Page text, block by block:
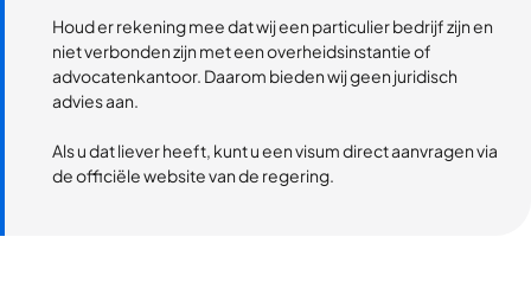
Houd er rekening mee dat wij een particulier bedrijf zijn en
niet verbonden zijn met een overheidsinstantie of
advocatenkantoor. Daarom bieden wij geen juridisch
advies aan.
Als u dat liever heeft, kunt u een visum direct aanvragen via
de officiële website van de regering.